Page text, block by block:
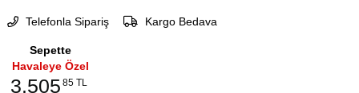
Telefonla Sipariş Kargo Bedava
Sepette
Havaleye Özel
3.505 85 TL